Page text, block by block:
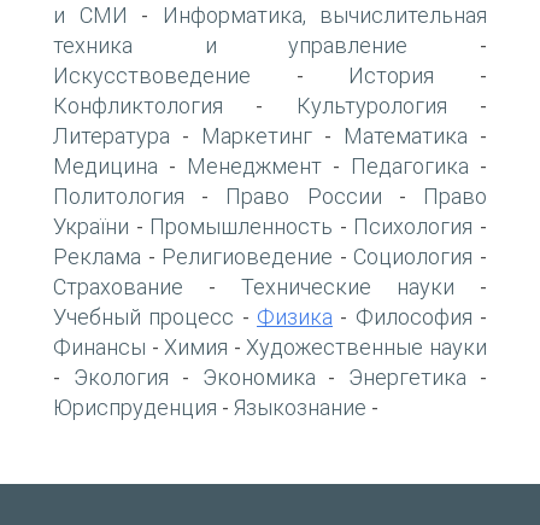
и СМИ -
Информатика, вычислительная
техника и управление -
Искусствоведение - История -
Конфликтология - Культурология -
Литература - Маркетинг - Математика -
Медицина - Менеджмент - Педагогика -
Политология - Право России -
Право
України - Промышленность - Психология -
Реклама - Религиоведение - Социология -
Страхование - Технические науки -
Учебный процесс - Физика - Философия -
Финансы - Химия - Художественные науки
- Экология - Экономика - Энергетика -
Юриспруденция - Языкознание -